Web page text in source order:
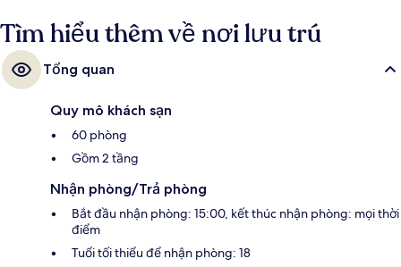
Tìm hiểu thêm về nơi lưu trú
Tổng quan
Quy mô khách sạn
60 phòng
Gồm 2 tầng
Nhận phòng/Trả phòng
Bắt đầu nhận phòng: 15:00, kết thúc nhận phòng: mọi thời
điểm
Tuổi tối thiểu để nhận phòng: 18